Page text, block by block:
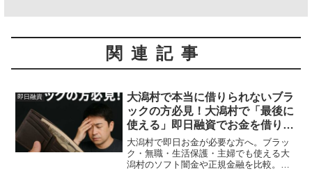
関連記事
即日融資
大潟村で本当に借りられないブラ
ックの方必見！大潟村で「最後に
使える」即日融資でお金を借りる
方法を紹介！
大潟村で即日お金が必要な方へ。ブラッ
ク・無職・生活保護・主婦でも使える大
潟村のソフト闇金や正規金融を比較。安